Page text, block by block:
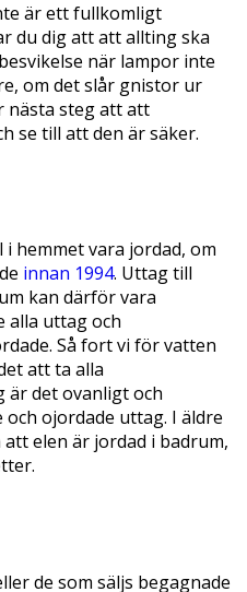
är ett fullkomligt
du dig att att allting ska
när lampor inte
om det slår gnistor ur
nästa steg att att
se till att den är säker.
hemmet vara jordad, om
innan 1994. Uttag till
kan därför vara
alla uttag och
Så fort vi för vatten
att ta alla
är det ovanligt och
ojordade uttag. I äldre
elen är jordad i badrum,
de som säljs begagnade